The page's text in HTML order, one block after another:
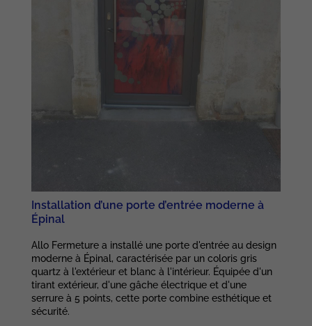
Installation d’une porte d’entrée moderne à
Épinal
Allo Fermeture a installé une porte d'entrée au design
moderne à Épinal, caractérisée par un coloris gris
quartz à l'extérieur et blanc à l'intérieur. Équipée d'un
tirant extérieur, d'une gâche électrique et d'une
serrure à 5 points, cette porte combine esthétique et
sécurité.